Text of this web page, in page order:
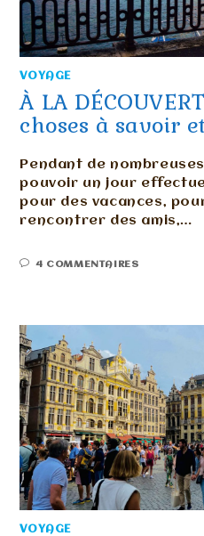
VOYAGE
À LA
choses à savoir
Pendant de
pouvoir un jour
pour des vacances,
rencontrer des amis,…
4 COMMENTAIRES
VOYAGE